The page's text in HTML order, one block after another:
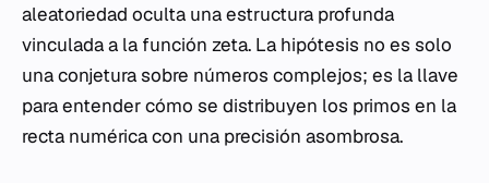
aleatoriedad oculta una estructura profunda
vinculada a la función zeta. La hipótesis no es solo
una conjetura sobre números complejos; es la llave
para entender cómo se distribuyen los primos en la
recta numérica con una precisión asombrosa.